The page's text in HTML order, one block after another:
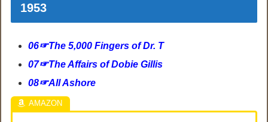
1953
06☞The 5,000 Fingers of Dr. T
07☞The Affairs of Dobie Gillis
08☞All Ashore